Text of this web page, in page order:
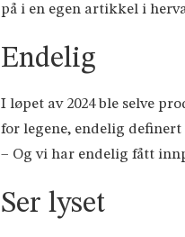
på i en egen artikkel i
Endelig
I løpet av 2024 ble selve
for legene, endelig
– Og vi har endelig fått
Ser lyset